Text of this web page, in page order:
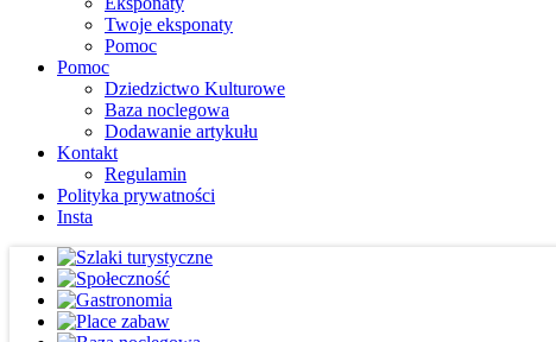
Twoje eksponaty
Pomoc
Pomoc
Dziedzictwo Kulturowe
Baza noclegowa
Dodawanie artykułu
Kontakt
Regulamin
Polityka prywatności
Insta